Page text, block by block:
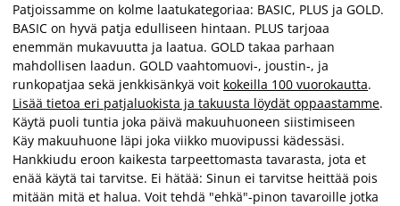
Patjoissamme on kolme laatukategoriaa: BASIC, PLUS ja GOLD.
BASIC on hyvä patja edulliseen hintaan. PLUS tarjoaa
enemmän mukavuutta ja laatua. GOLD takaa parhaan
mahdollisen laadun. GOLD vaahtomuovi-, joustin-, ja
runkopatjaa sekä jenkkisänkyä voit kokeilla 100 vuorokautta.
Lisää tietoa eri patjaluokista ja takuusta löydät oppaastamme.
Käytä puoli tuntia joka päivä makuuhuoneen siistimiseen
Käy makuuhuone läpi joka viikko muovipussi kädessäsi.
Hankkiudu eroon kaikesta tarpeettomasta tavarasta, jota et
enää käytä tai tarvitse. Ei hätää: Sinun ei tarvitse heittää pois
mitään mitä et halua. Voit tehdä "ehkä"-pinon tavaroille jotka